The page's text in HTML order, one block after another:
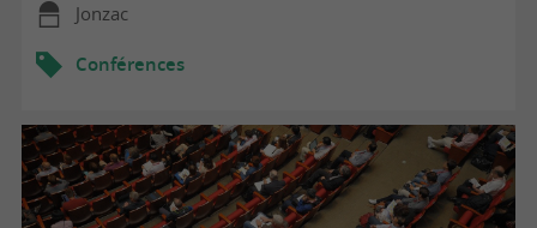
Jonzac
Conférences